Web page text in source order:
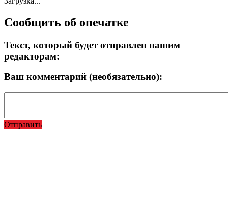
Сообщить об опечатке
Текст, который будет отправлен нашим
редакторам:
Ваш комментарий (необязательно):
Отправить